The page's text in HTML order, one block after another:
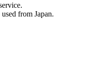
from Japan.